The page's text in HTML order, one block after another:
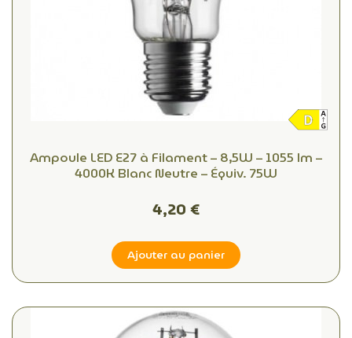
Ampoule LED E27 à Filament – 8,5W – 1055 lm –
4000K Blanc Neutre – Équiv. 75W
4,20 €
Ajouter au panier